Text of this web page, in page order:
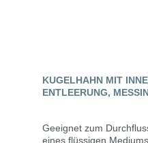
KUGELHAHN MIT
ENTLEERUNG,
Geeignet zum
eines flüssigen